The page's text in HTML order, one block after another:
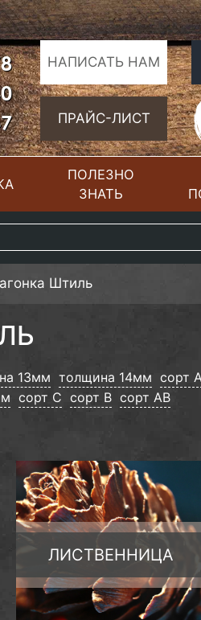
НАПИСАТЬ НАМ
ПРАЙС-ЛИСТ
ПОЛЕЗНО
ЗНАТЬ
Штиль
13мм толщина 14мм сорт
сорт С сорт B сорт AB
ЛИСТВЕННИЦА